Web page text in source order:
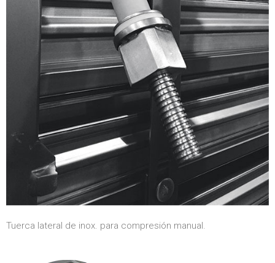
Tuerca lateral de inox. para compresión manual.